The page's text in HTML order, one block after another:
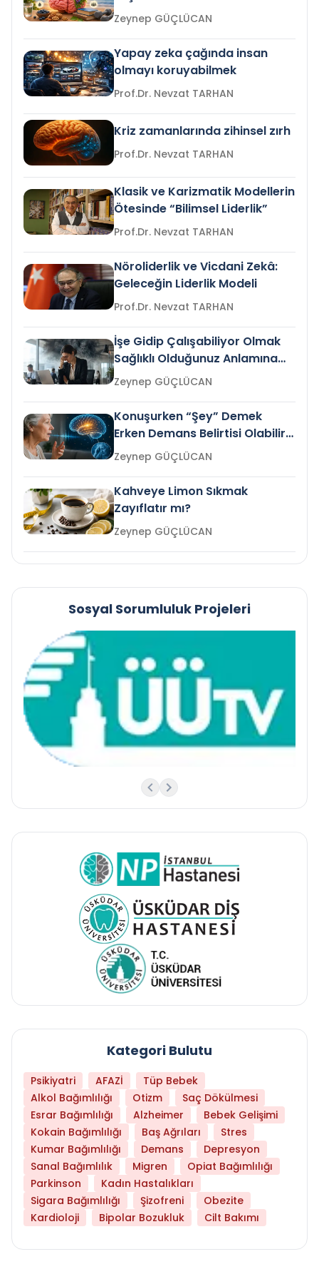
Zeynep GÜÇLÜCAN
Yapay zeka çağında insan
olmayı koruyabilmek
Prof.Dr. Nevzat TARHAN
Kriz zamanlarında zihinsel zırh
Prof.Dr. Nevzat TARHAN
Klasik ve Karizmatik Modellerin
Ötesinde “Bilimsel Liderlik”
Prof.Dr. Nevzat TARHAN
Nöroliderlik ve Vicdani Zekâ:
Geleceğin Liderlik Modeli
Prof.Dr. Nevzat TARHAN
İşe Gidip Çalışabiliyor Olmak
Sağlıklı Olduğunuz Anlamına
Gelir mi?Zeynep GÜÇLÜCAN
Konuşurken “Şey” Demek
Erken Demans Belirtisi Olabilir
mi?
Zeynep GÜÇLÜCAN
Kahveye Limon Sıkmak
Zayıflatır mı?
Zeynep GÜÇLÜCAN
Sosyal Sorumluluk Projeleri
Kategori Bulutu
Psikiyatri AFAZİ
Tüp Bebek
Alkol Bağımlılığı
Otizm
Saç Dökülmesi
Esrar Bağımlılığı
Alzheimer
Bebek Gelişimi
Kokain Bağımlılığı
Baş Ağrıları
Stres
Kumar Bağımlılığı
Demans
Depresyon
Sanal Bağımlılık
Migren
Opiat Bağımlılığı
Parkinson
Kadın Hastalıkları
Sigara Bağımlılığı
Şizofreni
Obezite
Kardioloji
Bipolar Bozukluk Cilt Bakımı